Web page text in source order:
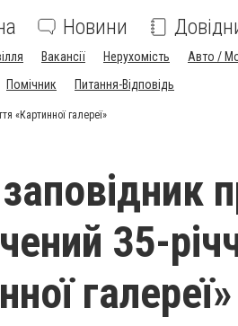
Новини
Вакансії Нерухомість Авто /
Помічник Питання-Відповідь
«Картинної галереї»
35-
галереї»